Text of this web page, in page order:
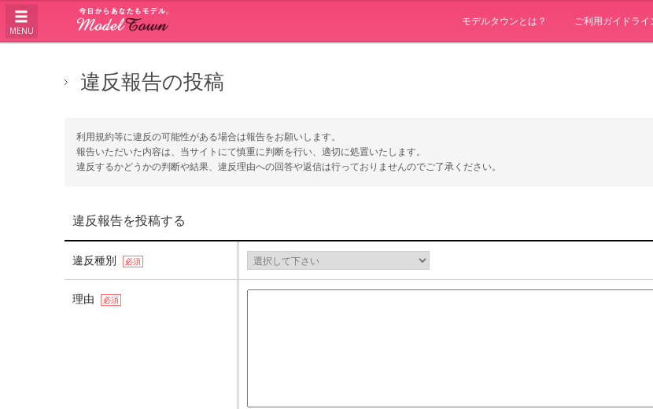
MENU
モデルタウンとは？ ご利用ガイドライ
違反報告の投稿
利用規約等に違反の可能性がある場合は報告をお願いします。
報告いただいた内容は、当サイトにて慎重に判断を行い、適切に処置いたします。
違反するかどうかの判断や結果、違反理由への回答や返信は行っておりませんのでご了承ください。
違反報告を投稿する
違反種別 必須
理由 必須